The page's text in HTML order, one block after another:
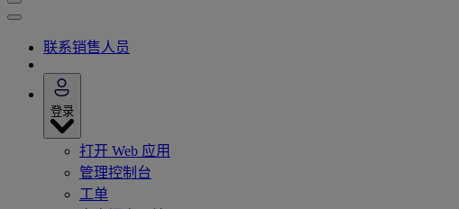
联系销售人员
登录
打开 Web 应用
管理控制台
工单